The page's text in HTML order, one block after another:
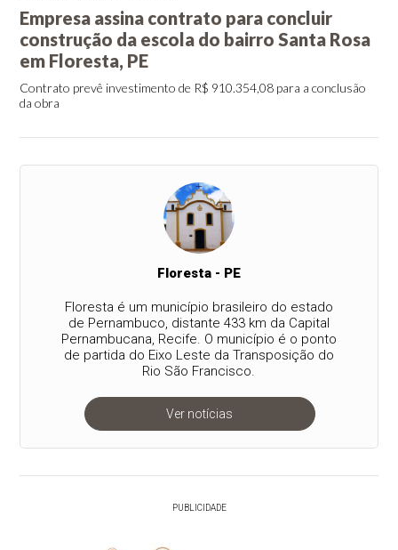
Empresa assina contrato para concluir
construção da escola do bairro Santa Rosa
em Floresta, PE
Contrato prevê investimento de R$ 910.354,08 para a conclusão
da obra
Floresta - PE
Floresta é um município brasileiro do estado
de Pernambuco, distante 433 km da Capital
Pernambucana, Recife. O município é o ponto
de partida do Eixo Leste da Transposição do
Rio São Francisco.
Ver notícias
PUBLICIDADE